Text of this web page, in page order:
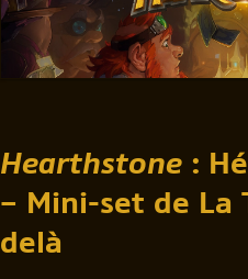
Hearthstone :
– Mini-set de La
delà